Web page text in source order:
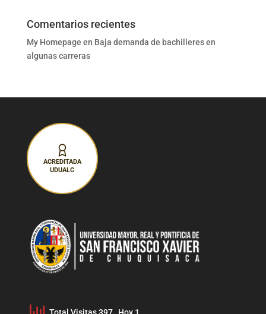
Comentarios recientes
My Homepage en Baja demanda de bachilleres en
algunas carreras
ACREDITADA
UDUALC
Total Visitas 397 , Hoy 1